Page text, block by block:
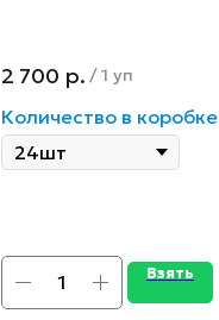
2 700 р. /1 уп
Количество в коробке
Взять